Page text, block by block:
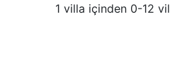
1 villa içinden 0-12